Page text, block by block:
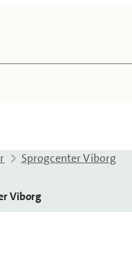
Sprogcenter Viborg
Viborg
opdateret 9. oktober 2025